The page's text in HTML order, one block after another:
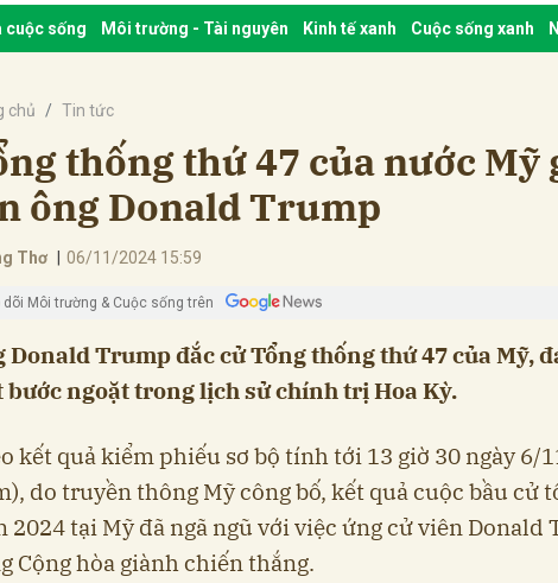
cuộc sống Môi trường - Tài nguyên Kinh tế xanh Cuộc sống xanh
chủ Tin tức
thống thứ 47 của nước Mỹ
ông Donald Trump
Thơ 06/11/2024 15:59
dõi Môi trường & Cuộc sống trên
Donald Trump đắc cử Tổng thống thứ 47 của Mỹ,
bước ngoặt trong lịch sử chính trị Hoa Kỳ.
kết quả kiểm phiếu sơ bộ tính tới 13 giờ 30 ngày 6/
do truyền thông Mỹ công bố, kết quả cuộc bầu cử
2024 tại Mỹ đã ngã ngũ với việc ứng cử viên Donald
Cộng hòa giành chiến thắng.